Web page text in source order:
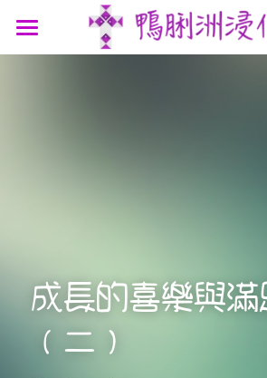
最新消息
鴨浸明信片
成長的喜樂與滿
（二）